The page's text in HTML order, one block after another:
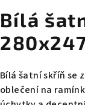
Bílá
Bílá šatní skříň se
oblečení na